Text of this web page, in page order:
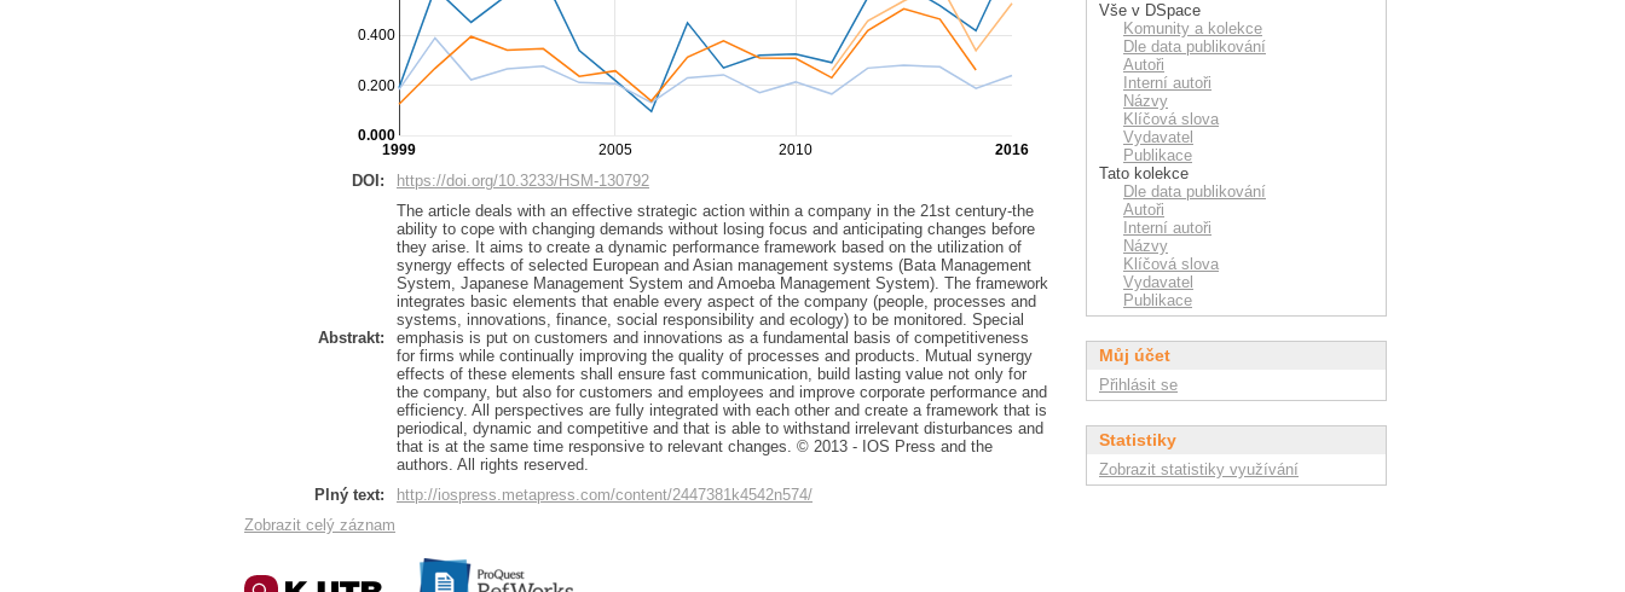
2005 2010
1999 2016
0.200
0.400
0.000
DOI: https://doi.org/10.3233/HSM-130792
Abstrakt:
The article deals with an effective strategic action within a company in the 21st century-the
ability to cope with changing demands without losing focus and anticipating changes before
they arise. It aims to create a dynamic performance framework based on the utilization of
synergy effects of selected European and Asian management systems (Bata Management
System, Japanese Management System and Amoeba Management System). The framework
integrates basic elements that enable every aspect of the company (people, processes and
systems, innovations, finance, social responsibility and ecology) to be monitored. Special
emphasis is put on customers and innovations as a fundamental basis of competitiveness
for firms while continually improving the quality of processes and products. Mutual synergy
effects of these elements shall ensure fast communication, build lasting value not only for
the company, but also for customers and employees and improve corporate performance and
efficiency. All perspectives are fully integrated with each other and create a framework that is
periodical, dynamic and competitive and that is able to withstand irrelevant disturbances and
that is at the same time responsive to relevant changes. © 2013 - IOS Press and the
authors. All rights reserved.
Plný text:
http://iospress.metapress.com/content/2447381k4542n574/
Zobrazit celý záznam
Vše v DSpace
Komunity a kolekce
Dle data publikování
Autoři
Interní autoři
Názvy
Klíčová slova
Vydavatel
Publikace
Tato kolekce
Dle data publikování
Autoři
Interní autoři
Názvy
Klíčová slova
Vydavatel
Publikace
Můj účet
Přihlásit se
Statistiky
Zobrazit statistiky využívání